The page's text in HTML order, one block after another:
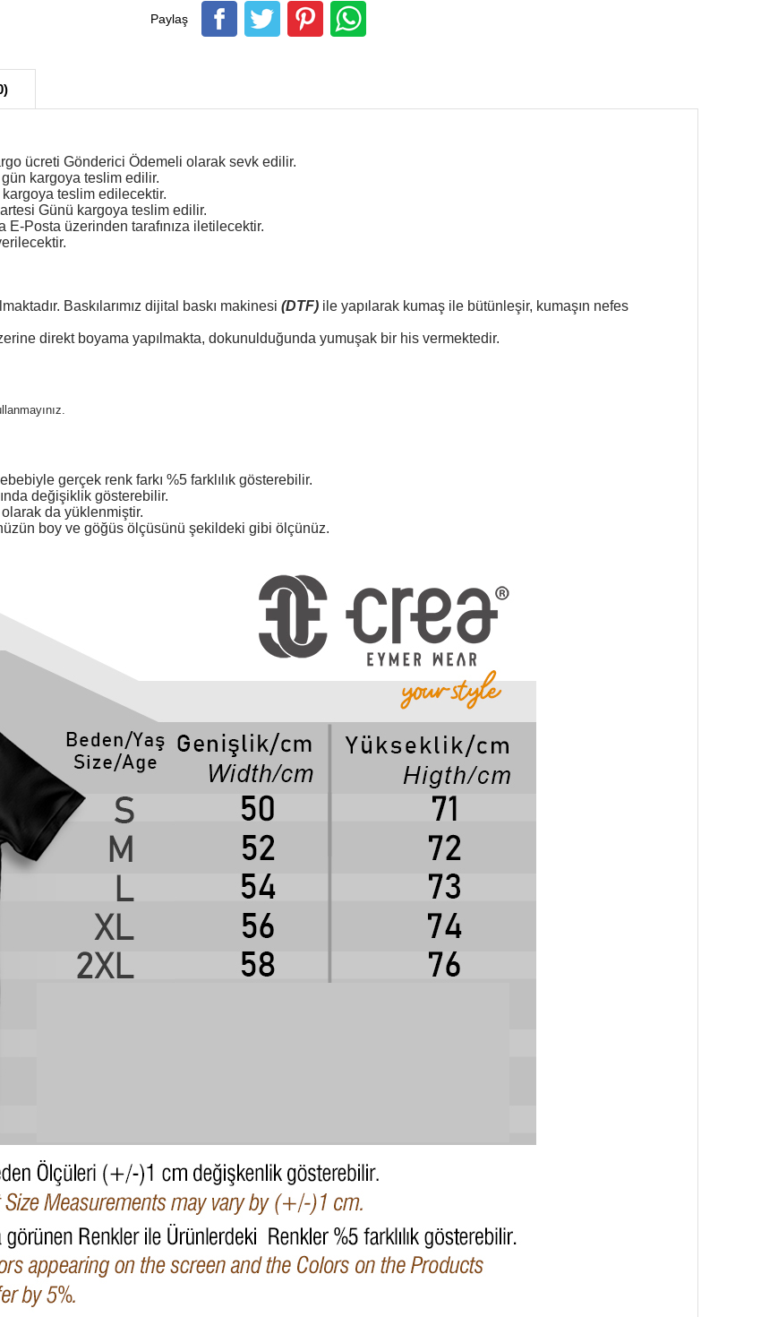
Paylaş
ücreti Gönderici Ödemeli olarak sevk edilir.
kargoya teslim edilir.
teslim edilecektir.
Günü kargoya teslim edilir.
Posta üzerinden tarafınıza iletilecektir.
Baskılarımız dijital baskı makinesi (DTF) ile yapılarak kumaş ile bütünleşir, kumaşın nefes
direkt boyama yapılmakta, dokunulduğunda yumuşak bir his vermektedir.
gerçek renk farkı %5 farklılık gösterebilir.
değişiklik gösterebilir.
da yüklenmiştir.
boy ve göğüs ölçüsünü şekildeki gibi ölçünüz.